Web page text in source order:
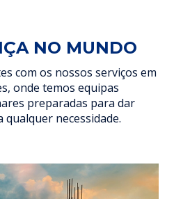
NO MUNDO
com os nossos serviços em
onde temos equipas
preparadas para dar
qualquer necessidade.